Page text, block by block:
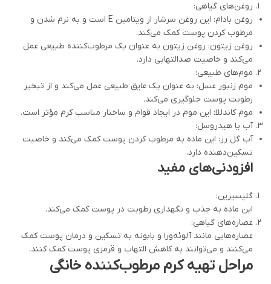
روغن‌های گیاهی:
روغن بادام: این روغن سرشار از ویتامین E است و به نرم شدن و
مرطوب کردن پوست کمک می‌کند.
روغن زیتون: روغن زیتون به عنوان یک مرطوب‌کننده طبیعی عمل
می‌کند و خاصیت ضدالتهابی دارد.
موم‌های طبیعی:
موم زنبور عسل: به عنوان یک عایق طبیعی عمل می‌کند و از تبخیر
رطوبت پوست جلوگیری می‌کند.
موم کاندللا: این موم در ایجاد قوام و ساختار مناسب کرم مؤثر است.
آب یا هیدروسل:
آب گل رز: این ماده به مرطوب کردن پوست کمک می‌کند و خاصیت
تسکین‌دهنده دارد.
افزودنی‌های مفید
گلیسیرین:
این ماده به جذب و نگهداری رطوبت در پوست کمک می‌کند.
عصاره‌های گیاهی:
عصاره‌هایی مانند آلوئه‌ورا و بابونه به تسکین و درمان پوست کمک
می‌کنند و می‌توانند به کاهش التهاب و قرمزی پوست کمک کنند.
مراحل تهیه کرم مرطوب‌کننده خانگی